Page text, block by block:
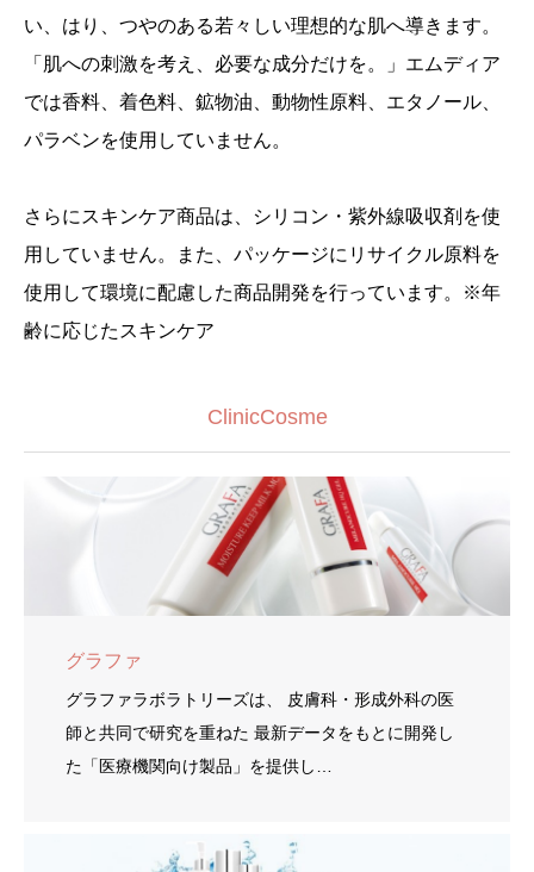
い、はり、つやのある若々しい理想的な肌へ導きます。
「肌への刺激を考え、必要な成分だけを。」エムディア
では香料、着色料、鉱物油、動物性原料、エタノール、
パラベンを使用していません。
さらにスキンケア商品は、シリコン・紫外線吸収剤を使
用していません。また、パッケージにリサイクル原料を
使用して環境に配慮した商品開発を行っています。※年
齢に応じたスキンケア
ClinicCosme
グラファ
グラファラボラトリーズは、 皮膚科・形成外科の医
師と共同で研究を重ねた 最新データをもとに開発し
た「医療機関向け製品」を提供し…